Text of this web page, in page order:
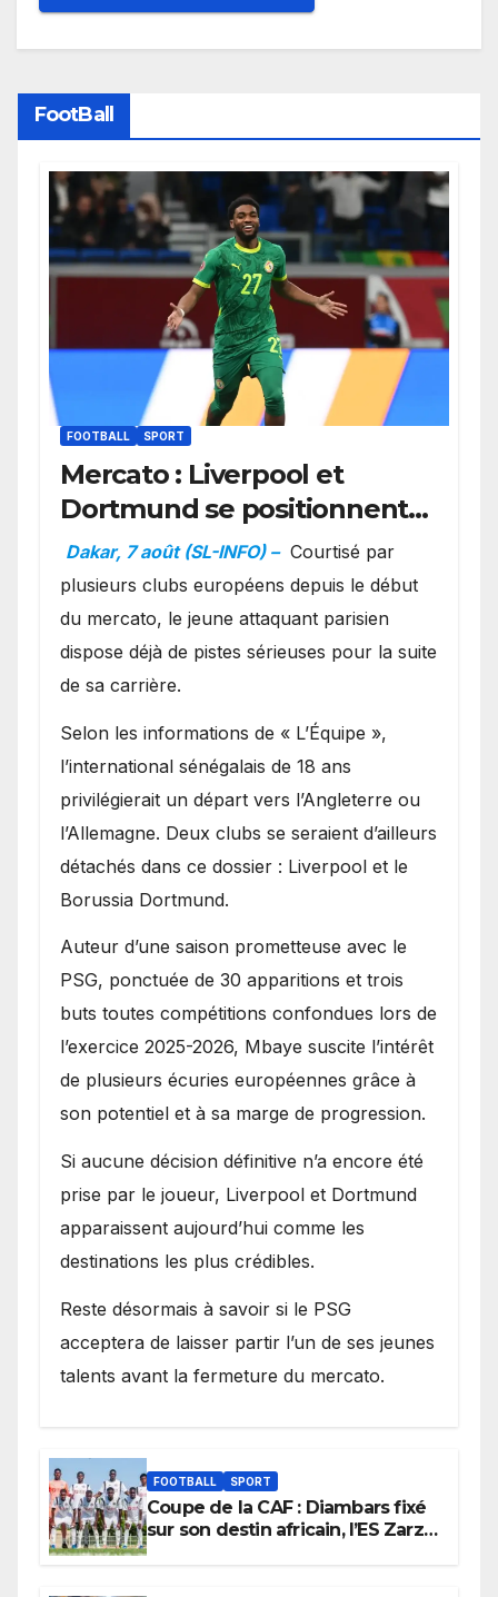
FootBall
FOOTBALL SPORT
Mercato : Liverpool et
Dortmund se positionnent
en favoris pour recruter
Ibrahim Mbaye
Dakar, 7 août (SL-INFO) – Courtisé par
plusieurs clubs européens depuis le début
du mercato, le jeune attaquant parisien
dispose déjà de pistes sérieuses pour la suite
de sa carrière.
Selon les informations de « L’Équipe »,
l’international sénégalais de 18 ans
privilégierait un départ vers l’Angleterre ou
l’Allemagne. Deux clubs se seraient d’ailleurs
détachés dans ce dossier : Liverpool et le
Borussia Dortmund.
Auteur d’une saison prometteuse avec le
PSG, ponctuée de 30 apparitions et trois
buts toutes compétitions confondues lors de
l’exercice 2025-2026, Mbaye suscite l’intérêt
de plusieurs écuries européennes grâce à
son potentiel et à sa marge de progression.
Si aucune décision définitive n’a encore été
prise par le joueur, Liverpool et Dortmund
apparaissent aujourd’hui comme les
destinations les plus crédibles.
Reste désormais à savoir si le PSG
acceptera de laisser partir l’un de ses jeunes
talents avant la fermeture du mercato.
FOOTBALL SPORT
Coupe de la CAF : Diambars fixé
sur son destin africain, l’ES Zarzis